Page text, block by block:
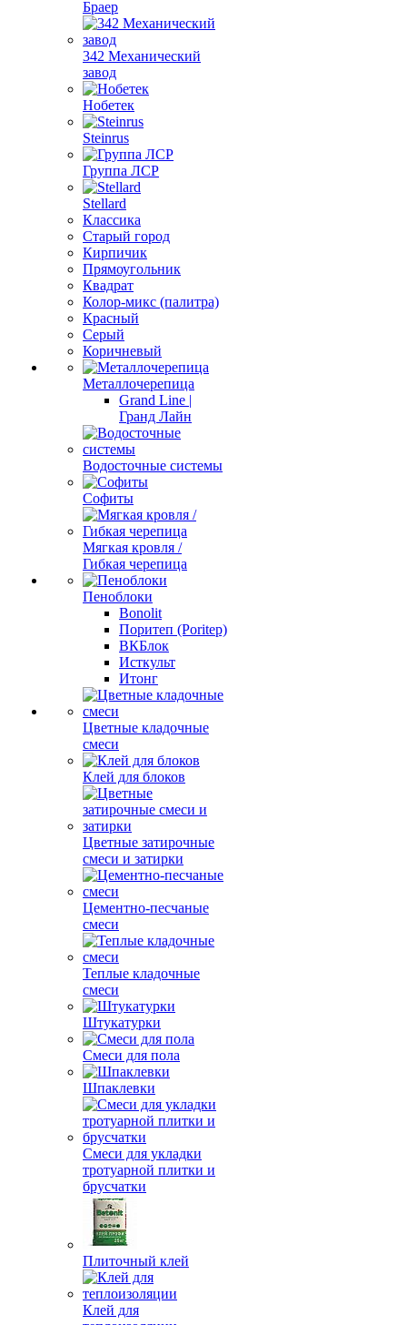
Браер
342 Механический
завод
Нобетек
Steinrus
Группа ЛСР
Stellard
Классика
Старый город
Кирпичик
Прямоугольник
Квадрат
Колор-микс (палитра)
Красный
Серый
Коричневый
Металлочерепица
Grand Line |
Гранд Лайн
Водосточные системы
Софиты
Мягкая кровля /
Гибкая черепица
Пеноблоки
Bonolit
Поритеп (Poritep)
ВКБлок
Исткульт
Итонг
Цветные кладочные
смеси
Клей для блоков
Цветные затирочные
смеси и затирки
Цементно-песчаные
смеси
Теплые кладочные
смеси
Штукатурки
Смеси для пола
Шпаклевки
Смеси для укладки
тротуарной плитки и
брусчатки
Плиточный клей
Клей для